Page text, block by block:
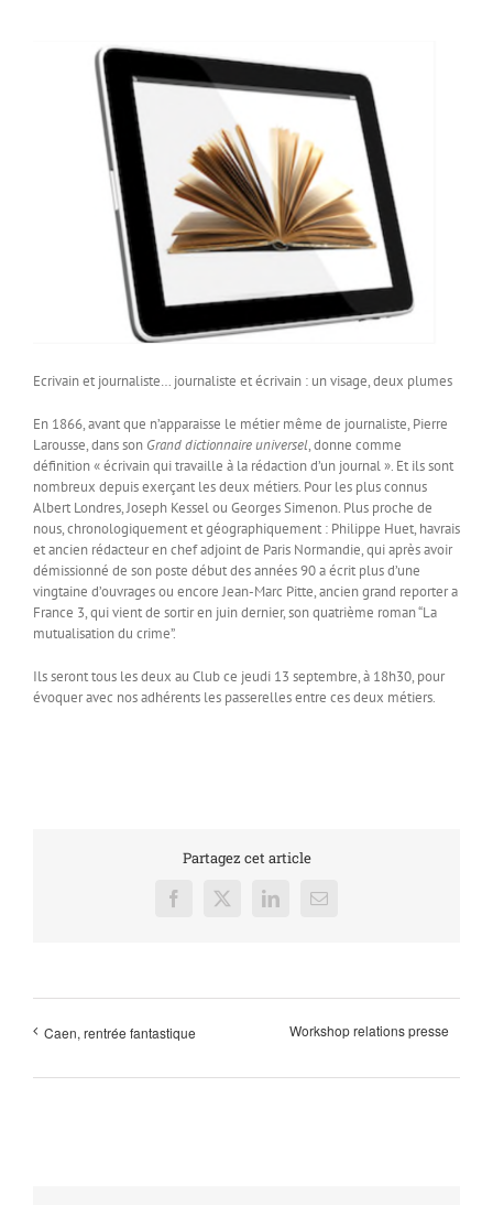
Ecrivain et journaliste… journaliste et écrivain : un visage, deux plumes
En 1866, avant que n’apparaisse le métier même de journaliste, Pierre
Larousse, dans son Grand dictionnaire universel, donne comme
définition « écrivain qui travaille à la rédaction d’un journal ». Et ils sont
nombreux depuis exerçant les deux métiers. Pour les plus connus
Albert Londres, Joseph Kessel ou Georges Simenon. Plus proche de
nous, chronologiquement et géographiquement : Philippe Huet, havrais
et ancien rédacteur en chef adjoint de Paris Normandie, qui après avoir
démissionné de son poste début des années 90 a écrit plus d’une
vingtaine d’ouvrages ou encore Jean-Marc Pitte, ancien grand reporter a
France 3, qui vient de sortir en juin dernier, son quatrième roman “La
mutualisation du crime”.
Ils seront tous les deux au Club ce jeudi 13 septembre, à 18h30, pour
évoquer avec nos adhérents les passerelles entre ces deux métiers.
Partagez cet article
Facebook
X LinkedInEmail
Caen, rentrée fantastique Workshop relations presse